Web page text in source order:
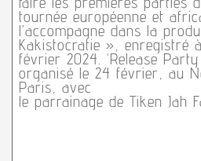
tournée européenne et
l’accompagne dans la
Kakistocratie », enregistré
février 2024. ‘Release Party
organisé le 24 février, au
Paris, avec
le parrainage de Tiken Jah